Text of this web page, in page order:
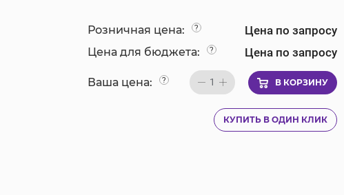
Розничная цена: ? Цена по запросу
Цена для бюджета: ? Цена по запросу
Ваша цена: ? 1 В КОРЗИНУ
КУПИТЬ В ОДИН КЛИК